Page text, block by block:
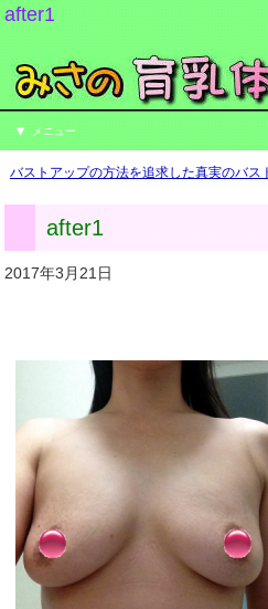
after1
メニュー
バストアップの方法を追求した真実のバス
after1
2017年3月21日